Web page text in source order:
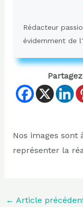
Rédacteur
évidemment de
Nos images
représenter la
← Article